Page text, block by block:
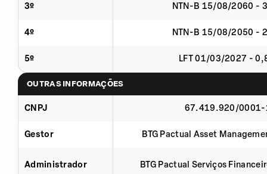
3º NTN-B 15/08/2060 -
4º NTN-B 15/08/2050 -
5º LFT 01/03/2027 -
OUTRAS INFORMAÇÕES
CNPJ 67.419.920/0001-
Gestor BTG Pactual Asset
Administrador BTG Pactual Serviços